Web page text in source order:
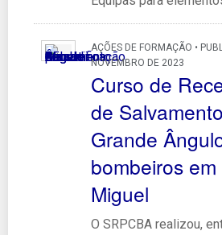
AÇÕES DE FORMAÇÃO •
NOVEMBRO DE 2023
Curso de
de
Grande
bombeiros
Miguel
O SRPCBA realizou,